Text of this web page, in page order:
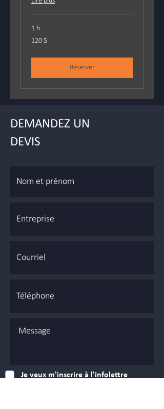
1 h
120 dollars
canadiens
120 $
Réserver
DEMANDEZ UN
DEVIS
Je veux m'inscrire à l'infolettre